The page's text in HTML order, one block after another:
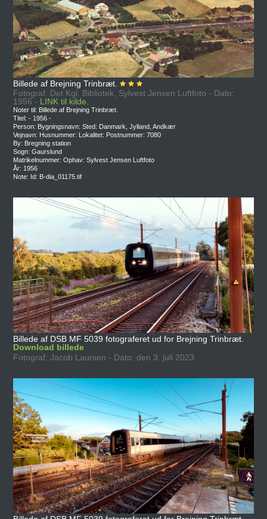
Billede af Brejning Trinbræt.
Fotograf: Det Kgl. Bibliotek, Sylvest Jensen Luftfoto - Dato:
1956 - LINK til kilde.
Noter til: Billede af Brejning Trinbræt.
Titel: - 1956 -
Person: Bygningsnavn: Sted: Danmark, Jylland, Andkær
Vejnavn: Husnummer: Lokalitet: Postnummer: 7080
By: Bregning station
Sogn: Gaurslund
Matrikelnummer: Ophav: Sylvest Jensen Luftfoto
År: 1956
Note: Id: B-dia_01175.tif
Billede af DSB MF 5039 fotograferet ud for Brejning Trinbræt.
Download billede
Fotograf: Jacob Laursen - Dato: den 3. juli 2023